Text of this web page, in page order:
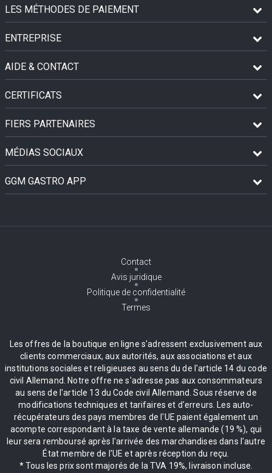
LES MÉTHODES DE PAIEMENT
ENTREPRISE
AIDE & CONTACT
CERTIFICATS
FIERS PARTENAIRES
MÉDIAS SOCIAUX
GGM GASTRO APP
Contact
Avis juridique
Politique de confidentialité
Termes
Les offres de la boutique en ligne s'adressent exclusivement aux
clients commerciaux, aux autorités, aux associations et aux
institutions sociales et religieuses au sens du de l'article 14 du code
civil Allemand. Notre offre ne s'adresse pas aux consommateurs
au sens de l'article 13 du Code civil Allemand. Sous réserve de
modifications techniques et tarifaires et d'erreurs. Les auto-
récupérateurs des pays membres de l'UE paient également un
acompte correspondant à la taxe de vente allemande (19 %), qui
leur sera remboursé après l'arrivée des marchandises dans l'autre
État membre de l'UE et après réception du reçu.
* Tous les prix sont majorés de la TVA 19%, livraison incluse.